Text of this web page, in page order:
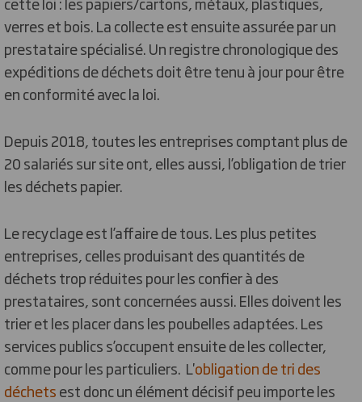
verres et bois. La collecte est ensuite assurée par un
prestataire spécialisé. Un registre chronologique des
expéditions de déchets doit être tenu à jour pour être
en conformité avec la loi.
Depuis 2018, toutes les entreprises comptant plus de
20 salariés sur site ont, elles aussi, l’obligation de trier
les déchets papier.
Le recyclage est l’affaire de tous. Les plus petites
entreprises, celles produisant des quantités de
déchets trop réduites pour les confier à des
prestataires, sont concernées aussi. Elles doivent les
trier et les placer dans les poubelles adaptées. Les
services publics s’occupent ensuite de les collecter,
comme pour les particuliers. L'obligation de tri des
déchetsest donc un élément décisif peu importe les